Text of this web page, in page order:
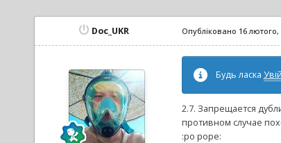
Doc_UKR Опубліковано 16 лютого,
Будь ласка
2.7. Запрещается
противном случае
:po pope: